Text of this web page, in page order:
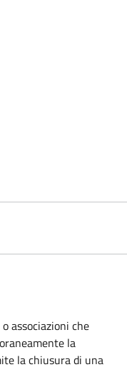
associazioni che
la
la chiusura di una